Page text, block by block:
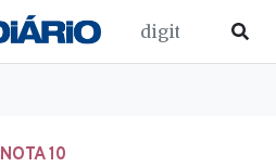
NOTA 10